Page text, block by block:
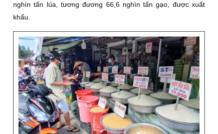
nghìn tấn lúa, tương đương 66,6 nghìn tấn gạo, được xuất
khẩu.